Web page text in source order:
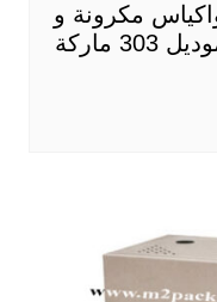
مكرونة و
اكياس مكسرات رمضانيه موديل 303 ماركة